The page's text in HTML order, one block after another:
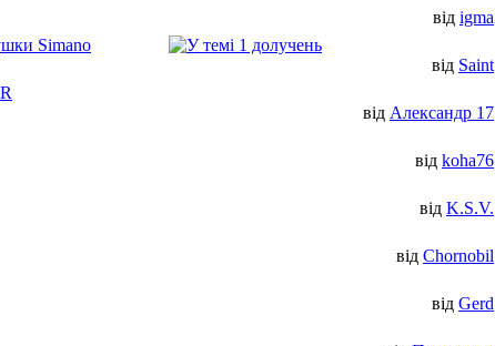
від igma
Simano
від Saint
від Александр 17
від koha76
від K.S.V.
від Chornobil
від Gerd